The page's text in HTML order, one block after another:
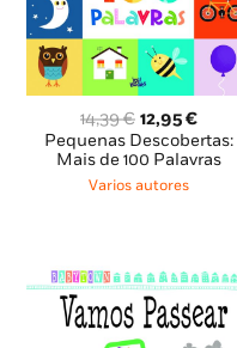
14,39€ O
preço
original
era:
12,95€O
preço
atual
Pequenas Descobertas:
Mais de 100 Palavras
Varios autores